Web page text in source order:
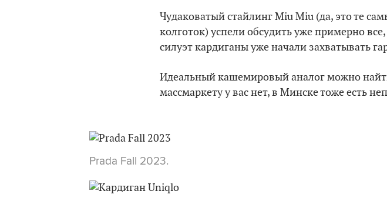
Чудаковатый стайлинг Miu Miu (да, это те
колготок) успели обсудить уже примерно
силуэт кардиганы уже начали захватывать
Идеальный кашемировый аналог можно
массмаркету у вас нет, в Минске тоже есть
Prada Fall 2023.